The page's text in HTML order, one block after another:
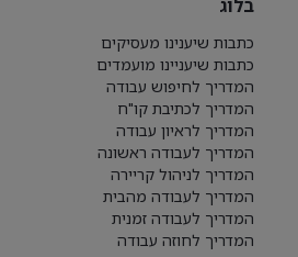
בלוג
כתבות שיענינו מעסיקים
כתבות שיעניינו מועמדים
המדריך לחיפוש עבודה
המדריך לכתיבת קו"ח
המדריך לראיון עבודה
המדריך לעבודה ראשונה
המדריך לניהול קריירה
המדריך לעבודה מהבית
המדריך לעבודה זמנית
המדריך לחוזה עבודה